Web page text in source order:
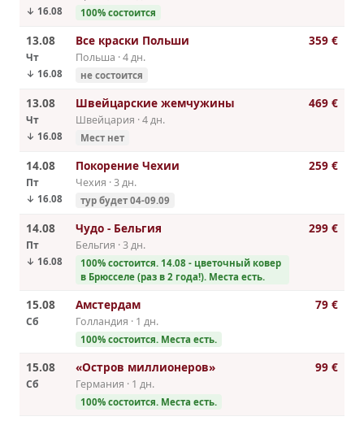
↓ 16.08 100% cостоится
13.08
Чт
↓ 16.08
Все краски Польши
Польша · 4 дн.
не состоится
359 €
13.08
Чт
↓ 16.08
Швейцарские жемчужины
Швейцария · 4 дн.
Мест нет
469 €
14.08
Пт
↓ 16.08
Покорение Чехии
Чехия · 3 дн.
тур будет 04-09.09
259 €
14.08
Пт
↓ 16.08
Чудо - Бельгия
Бельгия · 3 дн.
100% cостоится. 14.08 - цветочный ковер
в Брюсселе (раз в 2 года!). Места есть.
299 €
15.08
Сб
Амстердам
Голландия · 1 дн.
100% cостоится. Места есть.
79 €
15.08
Сб
«Остров миллионеров»
Германия · 1 дн.
100% cостоится. Места есть.
99 €